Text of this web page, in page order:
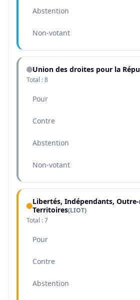
Abstention
Non-votant
Union des droites pour la
Total :8
Pour
Contre
Abstention
Non-votant
Libertés, Indépendants,
Territoires(LIOT)
Total :7
Pour
Contre
Abstention